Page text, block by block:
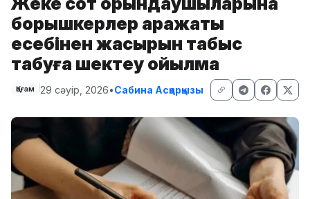
борышкерлер қаражаты
есебінен жасырын табыс
табуға шектеу қойылмақ
Қоғам 29 сәуір, 2026•Сабина Асқарқызы